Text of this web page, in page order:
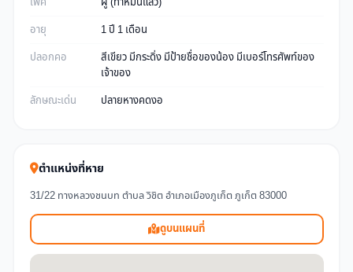
อายุ
1 ปี 1 เดือน
ปลอกคอ
สีเขียว มีกระดิ่ง มีป้ายชื่อของน้อง มีเบอร์โทรศัพท์ของ
เจ้าของ
ลักษณะเด่น
ปลายหางคดงอ
ตำแหน่งที่หาย
31/22 ทางหลวงชนบท ตำบล วิชิต อำเภอเมืองภูเก็ต ภูเก็ต 83000
ดูบนแผนที่